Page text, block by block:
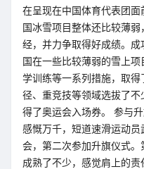
在呈现在中国体育代表团
国冰雪项目整体还比较薄
经，并力争取得好成绩。
国在一些比较薄弱的雪上
学训练等一系列措施，取
径、重竞技等领域选拔了
得了奥运会入场券。 参与
感慨万千，短道速滑运动
会，第二次参加升旗仪式
成熟了不少，感觉肩上的